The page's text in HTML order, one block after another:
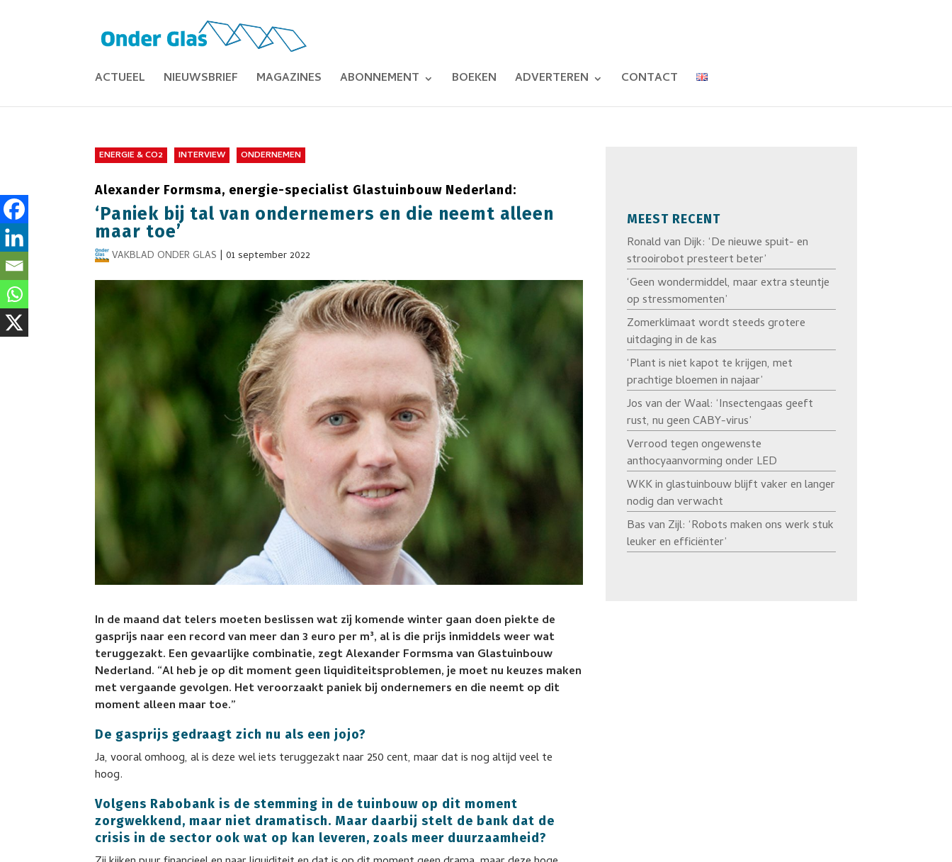
ACTUEEL NIEUWSBRIEF MAGAZINES ABONNEMENT BOEKEN ADVERTEREN CONTACT
ENERGIE & CO2 INTERVIEW ONDERNEMEN
Alexander Formsma, energie-specialist Glastuinbouw Nederland:
‘Paniek bij tal van ondernemers en die neemt alleen
maar toe’
VAKBLAD ONDER GLAS |01 september 2022
In de maand dat telers moeten beslissen wat zij komende winter gaan doen piekte de
gasprijs naar een record van meer dan 3 euro per m³, al is die prijs inmiddels weer wat
teruggezakt. Een gevaarlijke combinatie, zegt Alexander Formsma van Glastuinbouw
Nederland. “Al heb je op dit moment geen liquiditeitsproblemen, je moet nu keuzes maken
met vergaande gevolgen. Het veroorzaakt paniek bij ondernemers en die neemt op dit
moment alleen maar toe.”
De gasprijs gedraagt zich nu als een jojo?
Ja, vooral omhoog, al is deze wel iets teruggezakt naar 250 cent, maar dat is nog altijd veel te
hoog.
Volgens Rabobank is de stemming in de tuinbouw op dit moment
zorgwekkend, maar niet dramatisch. Maar daarbij stelt de bank dat de
crisis in de sector ook wat op kan leveren, zoals meer duurzaamheid?
MEEST RECENT
Ronald van Dijk: ‘De nieuwe spuit- en
strooirobot presteert beter’
‘Geen wondermiddel, maar extra steuntje
op stressmomenten’
Zomerklimaat wordt steeds grotere
uitdaging in de kas
‘Plant is niet kapot te krijgen, met
prachtige bloemen in najaar’
Jos van der Waal: ‘Insectengaas geeft
rust, nu geen CABY-virus’
Verrood tegen ongewenste
anthocyaanvorming onder LED
WKK in glastuinbouw blijft vaker en langer
nodig dan verwacht
Bas van Zijl: ‘Robots maken ons werk stuk
leuker en efficiënter’